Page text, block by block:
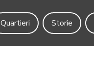
Quartieri Storie